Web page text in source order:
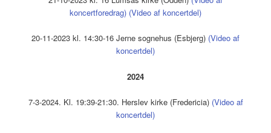
koncertforedrag) (Video af koncertdel)
20-11-2023 kl. 14:30-16 Jerne sognehus (Esbjerg) (Video af
koncertdel)
2024
7-3-2024. Kl. 19:39-21:30. Herslev kirke (Fredericia) (Video af
koncertdel)